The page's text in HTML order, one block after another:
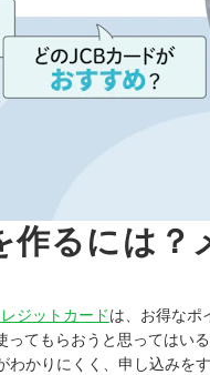
るには？
ジットカードは、お得なポ
てもらおうと思ってはいる
かりにくく、申し込みを